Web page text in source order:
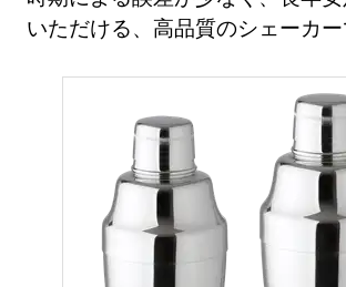
いただける、高品質のシェーカー